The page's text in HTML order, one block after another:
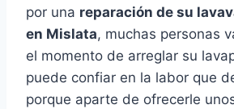
por una reparación de su
en Mislata, muchas personas
el momento de arreglar su
puede confiar en la labor que
porque aparte de ofrecerle